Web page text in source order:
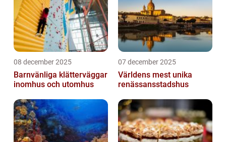
08 december 2025
Barnvänliga klätterväggar
inomhus och utomhus
07 december 2025
Världens mest unika
renässansstadshus